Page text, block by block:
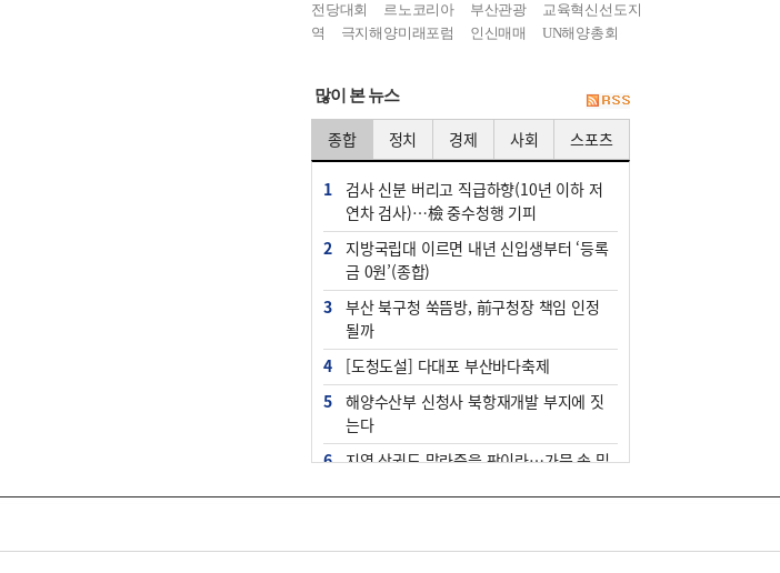
전당대회
르노코리아 부산관광
교육혁신선도지
역
극지해양미래포럼 인신매매 UN해양총회
많이 본 뉴스
종합 정치 경제 사회 스포츠
1
검사 신분 버리고 직급하향(10년 이하 저
연차 검사)…檢 중수청행 기피
2
지방국립대 이르면 내년 신입생부터 ‘등록
금 0원’(종합)
3
부산 북구청 쑥뜸방, 前구청장 책임 인정
될까
4
[도청도설] 다대포 부산바다축제
5
해양수산부 신청사 북항재개발 부지에 짓
는다
6
지역 상권도 말라죽을 판이라…가뭄 속 밀